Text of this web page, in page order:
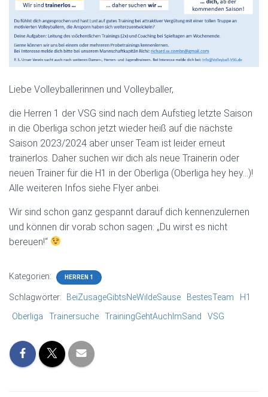
Liebe Volleyballerinnen und Volleyballer,
die Herren 1 der VSG sind nach dem Aufstieg letzte Saison
in die Oberliga schon jetzt wieder heiß auf die nächste
Saison 2023/2024 aber unser Team ist leider erneut
trainerlos. Daher suchen wir dich als neue Trainerin oder
neuen Trainer für die H1 in der Oberliga (Oberliga hey hey…)!
Alle weiteren Infos siehe Flyer anbei.
Wir sind schon ganz gespannt darauf dich kennenzulernen
und können dir vorab schon sagen: „Du wirst es nicht
bereuen!“
Kategorien: HERREN 1
Schlagwörter: BeiZusageGibtsNeWildeSause BestesTeam
H1
Oberliga
Trainersuche TrainingGehtAuchImSand VSG